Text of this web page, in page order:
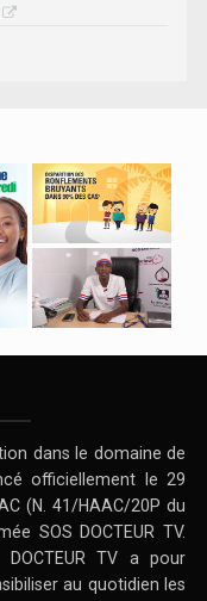
dans le domaine de
officiellement le 29
(N. 41/HAAC/20P du
SOS DOCTEUR TV.
TV a pour
au quotidien les